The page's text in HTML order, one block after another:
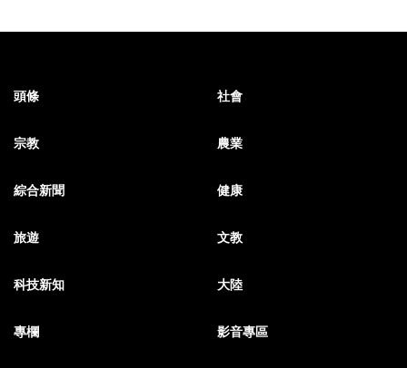
頭條 社會
宗教 農業
綜合新聞 健康
旅遊 文教
科技新知 大陸
專欄 影音專區